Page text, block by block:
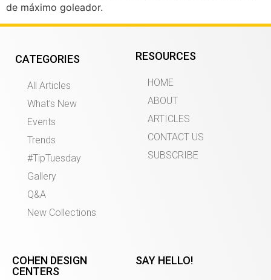
de máximo goleador.
CATEGORIES
All Articles
What’s New
Events
Trends
#TipTuesday
Gallery
Q&A
New Collections
RESOURCES
HOME
ABOUT
ARTICLES
CONTACT US
SUBSCRIBE
COHEN DESIGN
CENTERS
SAY HELLO!